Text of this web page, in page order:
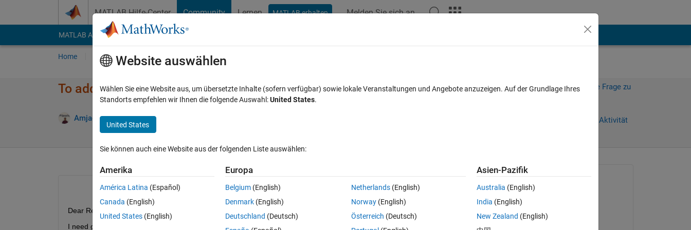
MATLAB Hilfe-Center Community Lernen MATLAB erhalten Melden Sie sich an
MATLAB Answers File Exchange Cody
Home Fragen Antworten Durchsuchen
To add rows and columns in the start and at the end for a matrix
Amjad Iqbal 10 Okt. 2021
Melden Sie sich an, um diese Frage zu
Anmelden, um Aktivität
Ältere Kommentare anzeigen
0 Stimmen
Dear Researchers,
I need guidance to add rows and columns of ones/zeros in a marix.
Amjad Iqbal
am 10 Okt. 2021
Website auswählen
Wählen Sie eine Website aus, um übersetzte Inhalte (sofern verfügbar) sowie lokale Veranstaltungen und Angebote anzuzeigen. Auf der Grundlage Ihres
Standorts empfehlen wir Ihnen die folgende Auswahl:United States.
United States
Sie können auch eine Website aus der folgenden Liste auswählen:
Amerika
América Latina (Español)
Canada (English)
United States (English)
Europa
Belgium (English)
Denmark (English)
Deutschland (Deutsch)
Netherlands(English)
Norway(English)
Österreich (Deutsch)
Asien-Pazifik
Australia (English)
India (English)
New Zealand (English)